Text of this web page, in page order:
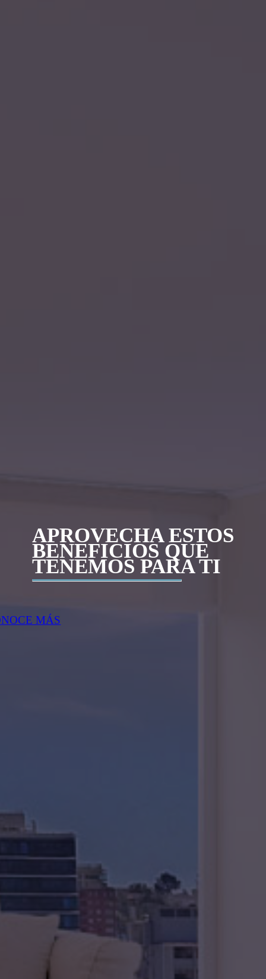
APROVECHA ESTOS
BENEFICIOS QUE
TENEMOS PARA TI
MÁS